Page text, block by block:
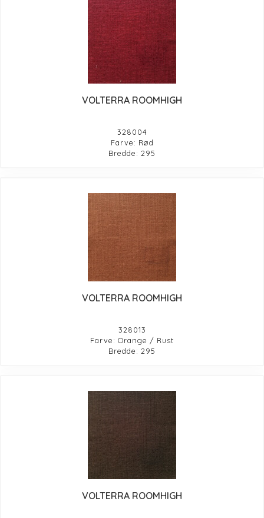
VOLTERRA ROOMHIGH
328004
Farve: Rød
Bredde: 295
VOLTERRA ROOMHIGH
328013
Farve: Orange / Rust
Bredde: 295
VOLTERRA ROOMHIGH